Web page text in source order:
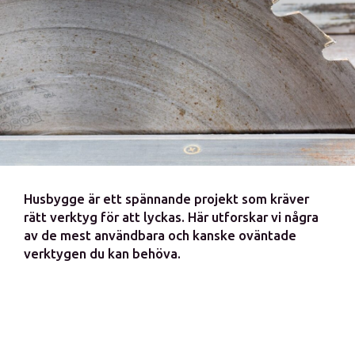
Husbygge är ett spännande projekt som kräver
rätt verktyg för att lyckas. Här utforskar vi några
av de mest användbara och kanske oväntade
verktygen du kan behöva.